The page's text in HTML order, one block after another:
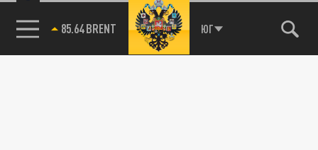
85.64 BRENT ЮГ